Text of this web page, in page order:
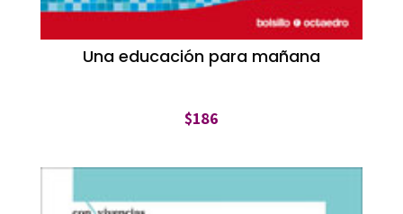
Una educación para mañana
$186